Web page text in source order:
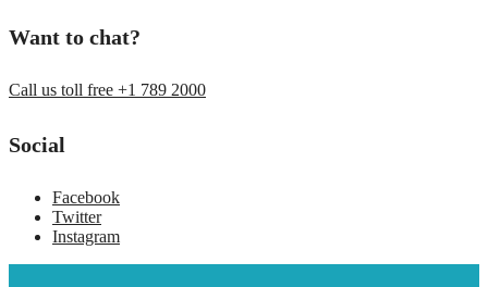
Want to chat?
Call us toll free +1 789 2000
Social
Facebook
Twitter
Instagram